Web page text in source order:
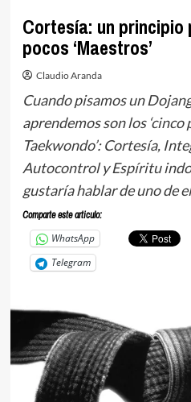
Cortesía: un
pocos ‘Maestros’
Claudio Aranda
Cuando pisamos un
aprendemos son los
Taekwondo’: Cortesía,
Autocontrol y Espíritu
gustaría hablar de uno de
Comparte este articulo:
WhatsApp
Telegram